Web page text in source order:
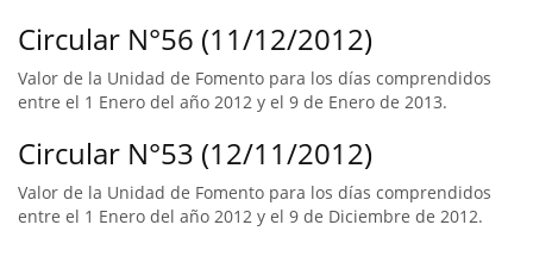
Circular N°56 (11/12/2012)
Valor de la Unidad de Fomento para los días comprendidos
entre el 1 Enero del año 2012 y el 9 de Enero de 2013.
Circular N°53 (12/11/2012)
Valor de la Unidad de Fomento para los días comprendidos
entre el 1 Enero del año 2012 y el 9 de Diciembre de 2012.